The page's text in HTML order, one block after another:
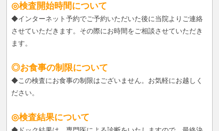
◎検査開始時間について
◆インターネット予約でご予約いただいた後に当院よりご連絡
させていただきます。その際にお時間をご相談させていただき
ます。
◎お食事の制限について
◆この検査にお食事の制限はございません。お気軽にお越しく
ださい。
◎検査結果について